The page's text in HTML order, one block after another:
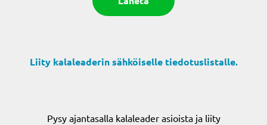
Liity kalaleaderin sähköiselle tiedotuslistalle.
Pysy ajantasalla kalaleader asioista ja liity